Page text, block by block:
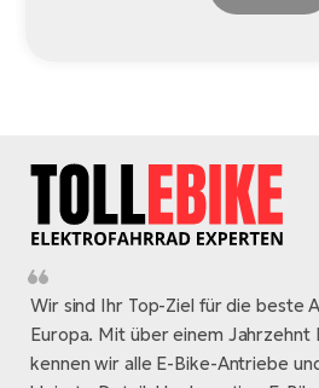
Wir sind Ihr Top-Ziel für die beste
Europa. Mit über einem Jahrzehnt
kennen wir alle E-Bike-Antriebe